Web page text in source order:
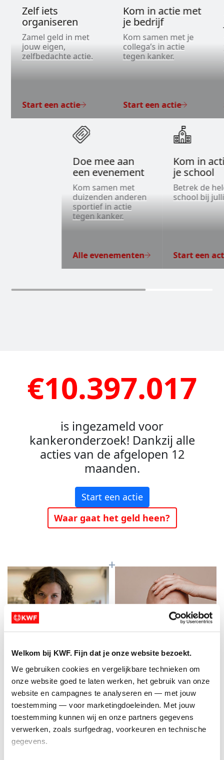
Welkom bij KWF. Fijn dat je onze website bezoekt.
We gebruiken cookies en vergelijkbare technieken om
onze website goed te laten werken, het gebruik van onze
website en campagnes te analyseren en — met jouw
toestemming — voor marketingdoeleinden. Met jouw
toestemming kunnen wij en onze partners gegevens
verwerken, zoals surfgedrag, voorkeuren en technische
gegevens.
Zelf iets
organiseren
Zamel geld in met
jouw eigen,
zelfbedachte actie.
Start een actie
Kom in actie met
je bedrijf
Kom samen met je
collega’s in actie
tegen kanker.
Start een actie
Doe mee aan
een evenement
Kom samen met
duizenden anderen
sportief in actie
tegen kanker.
Alle evenementen
Kom in
je school
Betrek de
school bij
Start een
€10.397.017
is ingezameld voor
kankeronderzoek! Dankzij alle
acties van de afgelopen 12
maanden.
Start een actie
Waar gaat het geld heen?
Baanbrekend
onderzoek
Meer kans op
genezing